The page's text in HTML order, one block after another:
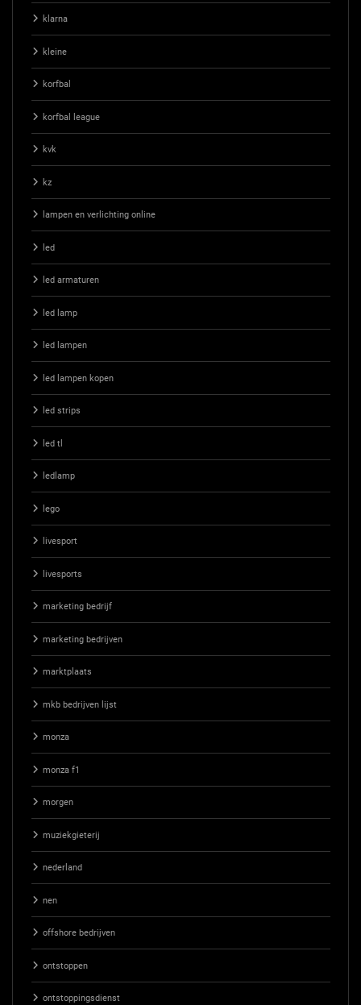
klarna
kleine
korfbal
korfbal league
kvk
kz
lampen en verlichting online
led
led armaturen
led lamp
led lampen
led lampen kopen
led strips
led tl
ledlamp
lego
livesport
livesports
marketing bedrijf
marketing bedrijven
marktplaats
mkb bedrijven lijst
monza
monza f1
morgen
muziekgieterij
nederland
nen
offshore bedrijven
ontstoppen
ontstoppingsdienst